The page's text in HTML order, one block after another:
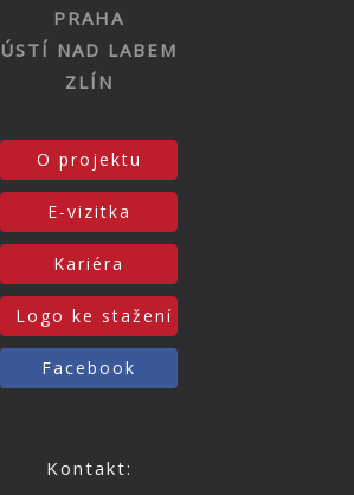
PRAHA
ÚSTÍ NAD LABEM
ZLÍN
O projektu
E-vizitka
Kariéra
Logo ke stažení
Facebook
Kontakt: